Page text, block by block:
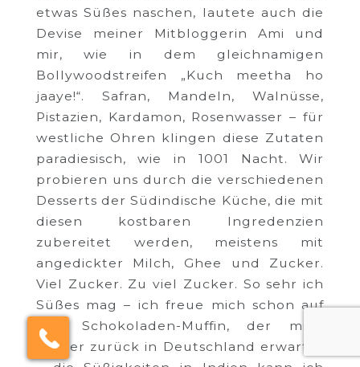
etwas Süßes naschen, lautete auch die
Devise meiner Mitbloggerin Ami und
mir, wie in dem gleichnamigen
Bollywoodstreifen „Kuch meetha ho
jaaye!“. Safran, Mandeln, Walnüsse,
Pistazien, Kardamon, Rosenwasser – für
westliche Ohren klingen diese Zutaten
paradiesisch, wie in 1001 Nacht. Wir
probieren uns durch die verschiedenen
Desserts der Südindische Küche, die mit
diesen kostbaren Ingredenzien
zubereitet werden, meistens mit
angedickter Milch, Ghee und Zucker.
Viel Zucker. Zu viel Zucker. So sehr ich
Süßes mag – ich freue mich schon auf
den Schokoladen-Muffin, der mich
wieder zurück in Deutschland erwartet
×
Click here to schedule
your free callback?